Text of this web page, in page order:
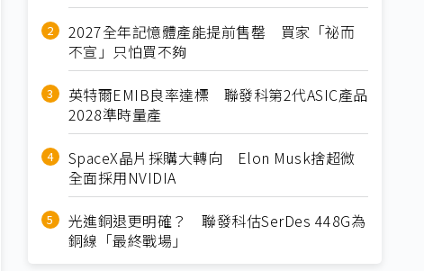
2027全年記憶體產能提前售罄 買家「祕而
不宣」只怕買不夠
英特爾EMIB良率達標 聯發科第2代ASIC產品
2028準時量產
SpaceX晶片採購大轉向 Elon Musk捨超微
全面採用NVIDIA
光進銅退更明確？ 聯發科估SerDes 448G為
銅線「最終戰場」